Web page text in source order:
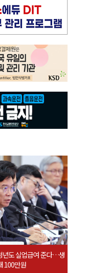
년도 실업급여 준다…생
100만원